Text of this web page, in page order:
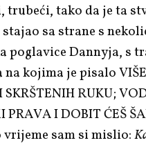
trubeći, tako da je ta
stajao sa strane s
poglavice Dannyja, s
na kojima je pisalo
SKRŠTENIH RUKU;
I DOBIT ĆEŠ
sam si mislio: